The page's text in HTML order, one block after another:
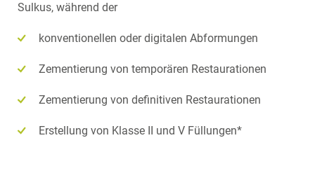
Sulkus, während der
konventionellen oder digitalen Abformungen
Zementierung von temporären Restaurationen
Zementierung von definitiven Restaurationen
Erstellung von Klasse II und V Füllungen*